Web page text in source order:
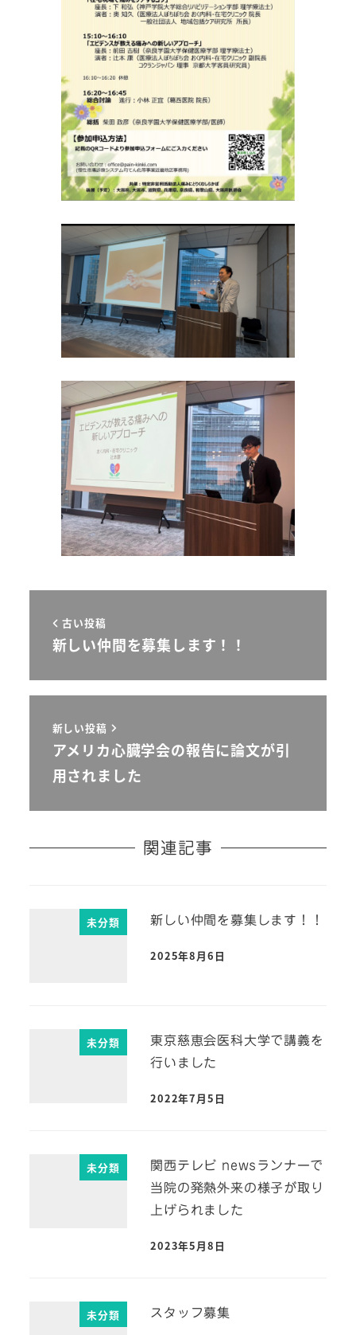
古い投稿
新しい仲間を募集します！！
新しい投稿
アメリカ心臓学会の報告に論文が引
用されました
関連記事
未分類 新しい仲間を募集します！！
2025年8月6日
未分類
東京慈恵会医科大学で講義を
行いました
2022年7月5日
未分類
関西テレビ newsランナーで
当院の発熱外来の様子が取り
上げられました
2023年5月8日
未分類 スタッフ募集